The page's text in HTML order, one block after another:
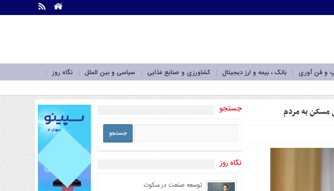
و فن آوری بانک ، بیمه و ارز دیجیتال کشاورزی و صنایع غذایی سیاسی و بین الملل
نگاه روز
جستجو
نگاه روز
توسعه صنعت در سکوت